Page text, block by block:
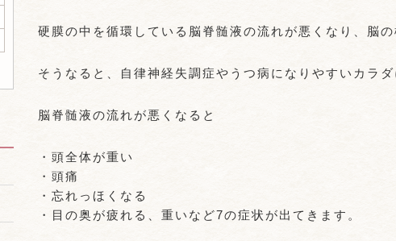
硬膜の中を循環している脳脊髄液の流れが悪くなり、脳
そうなると、自律神経失調症やうつ病になりやすいカラ
脳脊髄液の流れが悪くなると
・頭全体が重い
・頭痛
・忘れっほくなる
・目の奥が疲れる、重いなど7の症状が出てきます。